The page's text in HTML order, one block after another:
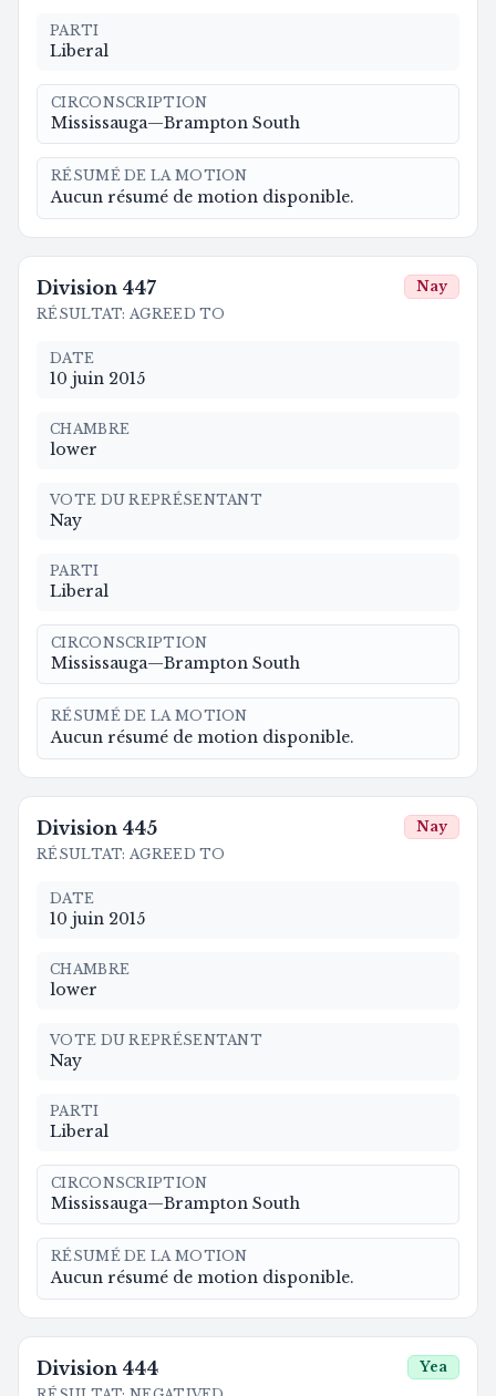
PARTI
Liberal
CIRCONSCRIPTION
Mississauga—Brampton South
RÉSUMÉ DE LA MOTION
Aucun résumé de motion disponible.
Division 447
RÉSULTAT: AGREED TO
Nay
DATE
10 juin 2015
CHAMBRE
lower
VOTE DU REPRÉSENTANT
Nay
PARTI
Liberal
CIRCONSCRIPTION
Mississauga—Brampton South
RÉSUMÉ DE LA MOTION
Aucun résumé de motion disponible.
Division 445
RÉSULTAT: AGREED TO
Nay
DATE
10 juin 2015
CHAMBRE
lower
VOTE DU REPRÉSENTANT
Nay
PARTI
Liberal
CIRCONSCRIPTION
Mississauga—Brampton South
RÉSUMÉ DE LA MOTION
Aucun résumé de motion disponible.
Division 444 Yea